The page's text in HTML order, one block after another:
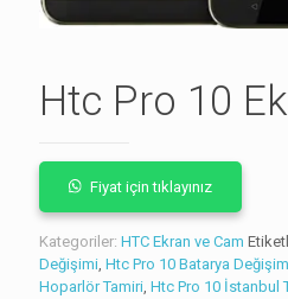
Htc Pro 10
Fiyat için tıklayınız
Kategoriler: HTC Ekran ve Cam
Değişimi, Htc Pro 10 Batarya
Hoparlör Tamiri, Htc Pro 10 İstanbul